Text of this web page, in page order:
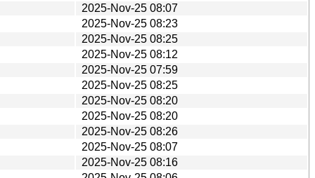
2025-Nov-25 08:07
2025-Nov-25 08:23
2025-Nov-25 08:25
2025-Nov-25 08:12
2025-Nov-25 07:59
2025-Nov-25 08:25
2025-Nov-25 08:20
2025-Nov-25 08:20
2025-Nov-25 08:26
2025-Nov-25 08:07
2025-Nov-25 08:16